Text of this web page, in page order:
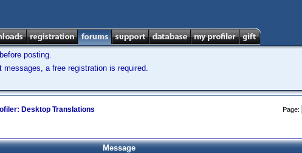
before posting.
a free registration is required.
Desktop Translations Page:
Message